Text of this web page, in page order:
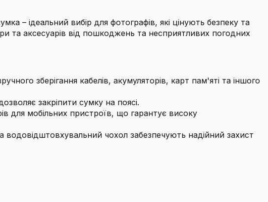
– ідеальний вибір для фотографів, які цінують безпеку та
та аксесуарів від пошкоджень та несприятливих погодних
зберігання кабелів, акумуляторів, карт пам'яті та іншого
закріпити сумку на поясі.
для мобільних пристроїв, що гарантує високу
чохол забезпечують надійний захист